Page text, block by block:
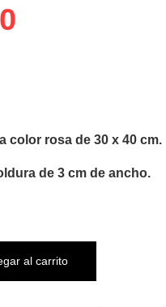
color rosa de 30 x 40 cm.
de 3 cm de ancho.
al carrito